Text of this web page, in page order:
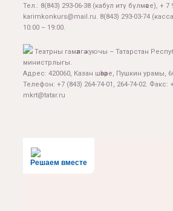
Тел.: 8(843) 293-06-38 (кабул итү бүлмәсе), + 7
karimkonkurs@mail.ru. 8(843) 293-03-74
10:00 – 19:00.
Театрны гамәлгә куючы – Татарстан
министрлыгы.
Адрес: 420060, Казан шәһәре, Пушкин урамы,
Телефон: +7 (843) 264-74-01, 264-74-02. Факс:
mkrt@tatar.ru
Решаем вместе